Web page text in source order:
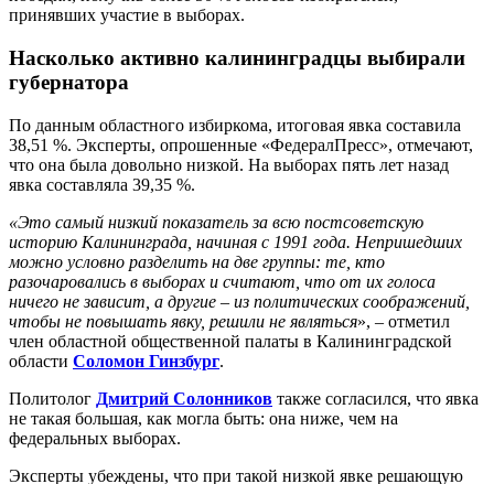
принявших участие в выборах.
Насколько активно калининградцы выбирали
губернатора
По данным областного избиркома, итоговая явка составила
38,51 %. Эксперты, опрошенные «ФедералПресс», отмечают,
что она была довольно низкой. На выборах пять лет назад
явка составляла 39,35 %.
«Это самый низкий показатель за всю постсоветскую
историю Калининграда, начиная с 1991 года. Непришедших
можно условно разделить на две группы: те, кто
разочаровались в выборах и считают, что от их голоса
ничего не зависит, а другие – из политических соображений,
чтобы не повышать явку, решили не являться», – отметил
член областной общественной палаты в Калининградской
области Соломон Гинзбург.
Политолог Дмитрий Солонников также согласился, что явка
не такая большая, как могла быть: она ниже, чем на
федеральных выборах.
Эксперты убеждены, что при такой низкой явке решающую